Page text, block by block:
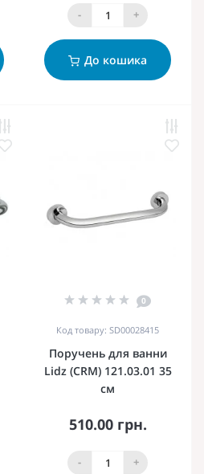
- +
До кошика
0
Код товару: SD00028415
Поручень для ванни
Lidz (CRM) 121.03.01 35
см
510.00 грн.
- +